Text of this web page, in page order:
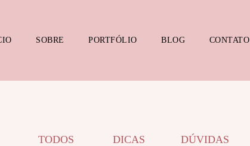
SOBRE PORTFÓLIO BLOG CONTATO
TODOS DICAS DÚVIDAS